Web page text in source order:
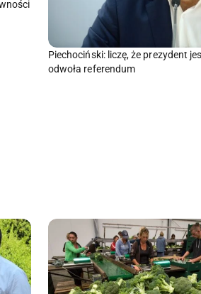
Piechociński: liczę, że prezydent
odwoła referendum